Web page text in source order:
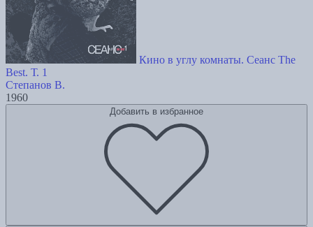
Кино в углу комнаты. Сеанс The
Best. Т. 1
Степанов В.
1960
Добавить в избранное